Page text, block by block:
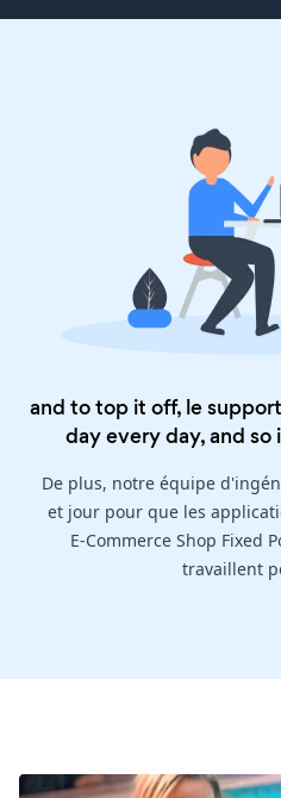
and to top it off, le
day every day, and so
De plus, notre équipe
et jour pour que les
E-Commerce Shop Fixed
travaillent